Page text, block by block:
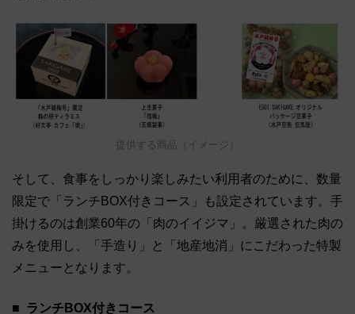
提供する商品（イメージ）
そして、食事をしっかり楽しみたい利用者のために、数量
限定で「ランチBOX付きコース」も設定されています。手
掛けるのは創業60年の「肉のイイジマ」。厳選された肉の
みを使用し、「手造り」と「地産地消」にこだわった特製
メニューとなります。
ランチBOX付きコース